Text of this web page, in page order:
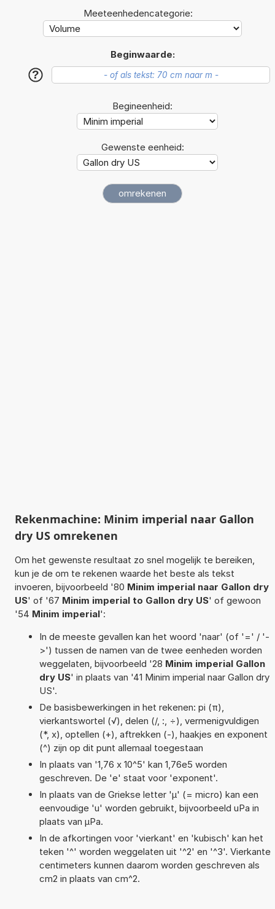
Meeteenhedencategorie:
Beginwaarde:
?
Begineenheid:
Gewenste eenheid:
Rekenmachine: Minim imperial naar Gallon
dry US omrekenen
Om het gewenste resultaat zo snel mogelijk te bereiken,
kun je de om te rekenen waarde het beste als tekst
invoeren, bijvoorbeeld '80 Minim imperial naar Gallon dry
US' of '67 Minim imperial to Gallon dry US' of gewoon
'54 Minim imperial':
In de meeste gevallen kan het woord 'naar' (of '=' / '-
>') tussen de namen van de twee eenheden worden
weggelaten, bijvoorbeeld '28 Minim imperial Gallon
dry US' in plaats van '41 Minim imperial naar Gallon dry
US'.
De basisbewerkingen in het rekenen: pi (π),
vierkantswortel (√), delen (/, :, ÷), vermenigvuldigen
(*, x), optellen (+), aftrekken (-), haakjes en exponent
(^) zijn op dit punt allemaal toegestaan
In plaats van '1,76 x 10^5' kan 1,76e5 worden
geschreven. De 'e' staat voor 'exponent'.
In plaats van de Griekse letter 'µ' (= micro) kan een
eenvoudige 'u' worden gebruikt, bijvoorbeeld uPa in
plaats van µPa.
In de afkortingen voor 'vierkant' en 'kubisch' kan het
teken '^' worden weggelaten uit '^2' en '^3'. Vierkante
centimeters kunnen daarom worden geschreven als
cm2 in plaats van cm^2.